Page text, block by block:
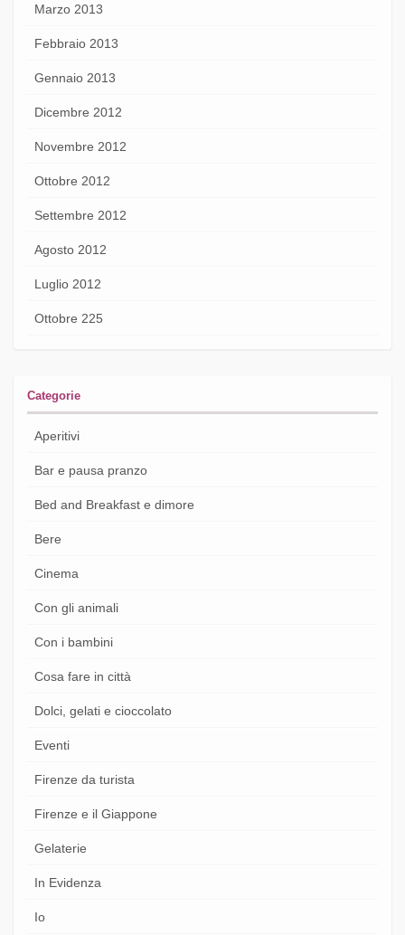
Marzo 2013
Febbraio 2013
Gennaio 2013
Dicembre 2012
Novembre 2012
Ottobre 2012
Settembre 2012
Agosto 2012
Luglio 2012
Ottobre 225
Categorie
Aperitivi
Bar e pausa pranzo
Bed and Breakfast e dimore
Bere
Cinema
Con gli animali
Con i bambini
Cosa fare in città
Dolci, gelati e cioccolato
Eventi
Firenze da turista
Firenze e il Giappone
Gelaterie
In Evidenza
Io